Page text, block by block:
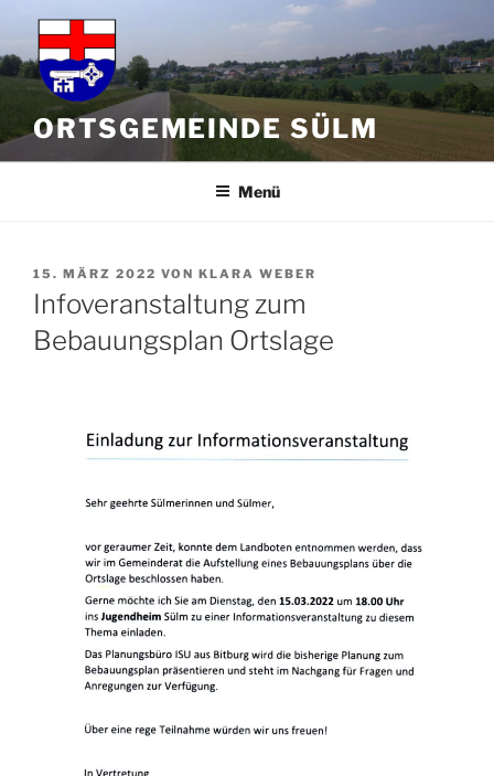
Inhalt
springen
ORTSGEMEINDE SÜLM
Menü
VERÖFFENTLICHT
AM
15. MÄRZ 2022 VON KLARA WEBER
Infoveranstaltung zum
Bebauungsplan Ortslage